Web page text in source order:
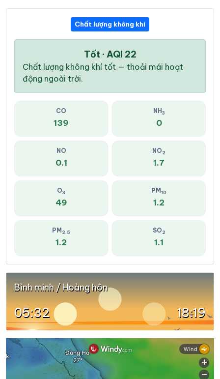
Chất lượng không khí
Tốt · AQI 22
Chất lượng không khí tốt — thoải mái hoạt
động ngoài trời.
CO
139
NH 3
0
NO
0.1
NO2
1.7
O3
49
PM 10
1.2
PM 2.5
1.2
SO2
1.1
Bình minh / Hoàng hôn
05:32 18:19